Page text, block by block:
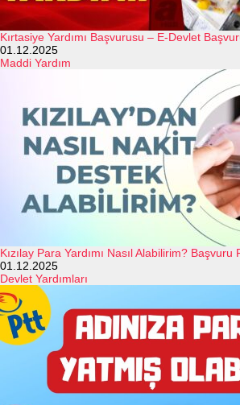
Kırtasiye Yardımı Başvurusu – E-Devlet
01.12.2025
Maddi Yardım
Kızılay Para Yardımı Nasıl Alabilirim?
01.12.2025
Devlet Yardımları